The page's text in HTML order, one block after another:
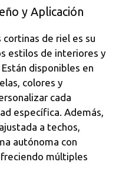
y Aplicación
de riel es su
estilos de interiores y
disponibles en
colores y
cada
específica. Además,
a techos,
autónoma con
múltiples